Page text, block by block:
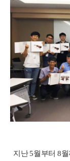
지난5월부터 8월